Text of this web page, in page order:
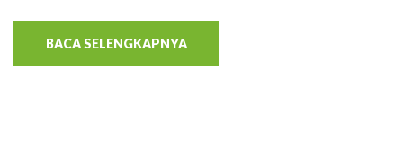
BACA SELENGKAPNYA